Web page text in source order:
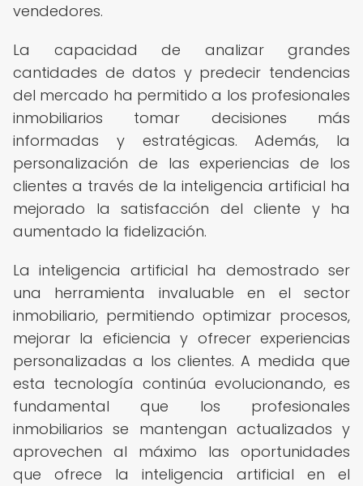
vendedores.
La capacidad de analizar grandes
cantidades de datos y predecir tendencias
del mercado ha permitido a los profesionales
inmobiliarios tomar decisiones más
informadas y estratégicas. Además, la
personalización de las experiencias de los
clientes a través de la inteligencia artificial ha
mejorado la satisfacción del cliente y ha
aumentado la fidelización.
La inteligencia artificial ha demostrado ser
una herramienta invaluable en el sector
inmobiliario, permitiendo optimizar procesos,
mejorar la eficiencia y ofrecer experiencias
personalizadas a los clientes. A medida que
esta tecnología continúa evolucionando, es
fundamental que los profesionales
inmobiliarios se mantengan actualizados y
aprovechen al máximo las oportunidades
que ofrece la inteligencia artificial en el